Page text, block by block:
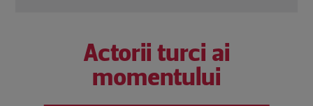
Actorii turci ai
momentului